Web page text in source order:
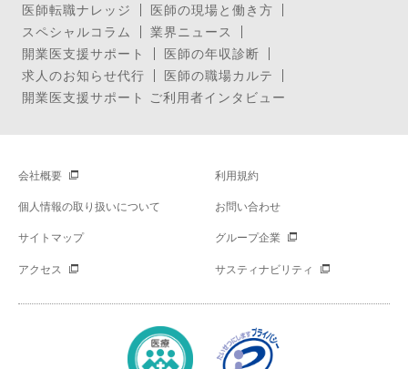
医師転職ナレッジ
医師の現場と働き方
スペシャルコラム
業界ニュース
開業医支援サポート
医師の年収診断
求人のお知らせ代行
医師の職場カルテ
開業医支援サポート ご利用者インタビュー
会社概要 利用規約
個人情報の取り扱いについて お問い合わせ
サイトマップ グループ企業
アクセス サスティナビリティ